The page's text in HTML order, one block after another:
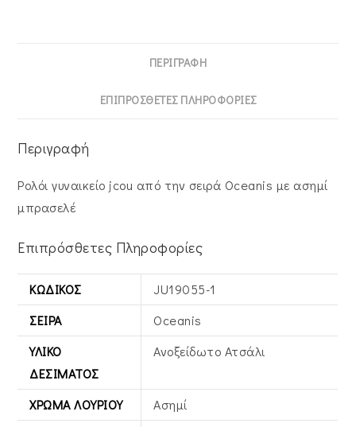
ΠΕΡΙΓΡΑΦΉ
ΕΠΙΠΡΌΣΘΕΤΕΣ ΠΛΗΡΟΦΟΡΊΕΣ
Περιγραφή
Ρολόι γυναικείο jcou από την σειρά Oceanis με ασημί
μπρασελέ
Επιπρόσθετες Πληροφορίες
ΚΩΔΙΚΌΣ
JU19055-1
ΣΕΙΡΆ
Oceanis
ΥΛΙΚΌ
ΔΕΣΊΜΑΤΟΣ
Ανοξείδωτο Ατσάλι
ΧΡΏΜΑ ΛΟΥΡΙΟΎ
Ασημί